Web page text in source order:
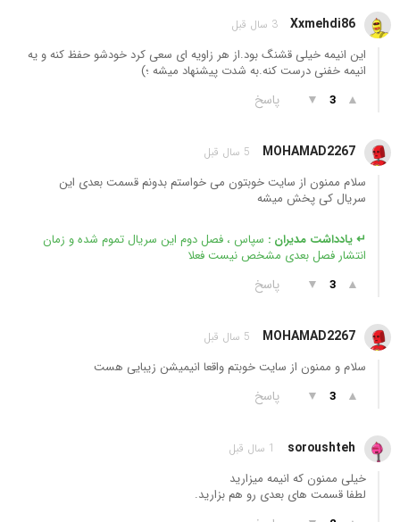
Xxmehdi86 3 سال قبل
این انیمه خیلی قشنگ بود.از هر زاویه ای سعی کرد خودشو حفظ کنه و یه
انیمه خفنی درست کنه.به شدت پیشنهاد میشه ؛)
▲
3
▼ پاسخ
MOHAMAD2267 5 سال قبل
سلام ممنون از سایت خوبتون می خواستم بدونم قسمت بعدی این
سریال کی پخش میشه
↵ یادداشت مدیران : سپاس ، فصل دوم این سریال تموم شده و زمان
انتشار فصل بعدی مشخص نیست فعلا
▲
3
▼ پاسخ
MOHAMAD2267 5 سال قبل
سلام و ممنون از سایت خوبتم واقعا انیمیشن زیبایی هست
▲
3
▼ پاسخ
soroushteh 1 سال قبل
خیلی ممنون که انیمه میزارید
لطفا قسمت های بعدی رو هم بزارید.